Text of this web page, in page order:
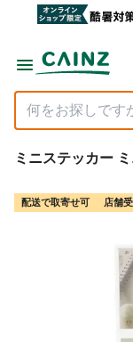
ミニステッカー
配送で取寄せ可 店舗